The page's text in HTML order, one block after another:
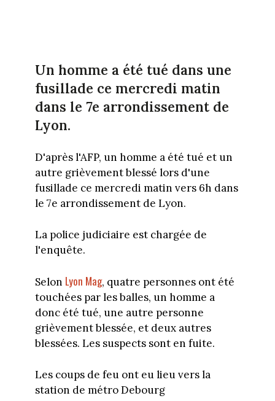
Un homme a été tué dans une
fusillade ce mercredi matin
dans le 7e arrondissement de
Lyon.
D'après l'AFP, un homme a été tué et un
autre grièvement blessé lors d'une
fusillade ce mercredi matin vers 6h dans
le 7e arrondissement de Lyon.
La police judiciaire est chargée de
l'enquête.
Selon Lyon Mag, quatre personnes ont été
touchées par les balles, un homme a
donc été tué, une autre personne
grièvement blessée, et deux autres
blessées. Les suspects sont en fuite.
Les coups de feu ont eu lieu vers la
station de métro Debourg